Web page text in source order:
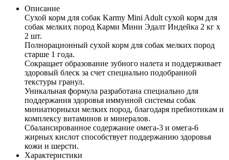
Описание
Сухой корм для собак Karmy Mini Adult сухой корм для
собак мелких пород Карми Мини Эдалт Индейка 2 кг х
2 шт.
Полнорационный сухой корм для собак мелких пород
старше 1 года.
Сокращает образование зубного налета и поддерживает
здоровый блеск за счет специально подобранной
текстуры гранул.
Уникальная формула разработана специально для
поддержания здоровья иммунной системы собак
миниатюрныхи мелких пород, благодаря пребиотикам и
комплексу витаминов и минералов.
Сбалансированное содержание омега-3 и омега-6
жирных кислот способствует поддержанию здоровья
кожи и шерсти.
Характеристики